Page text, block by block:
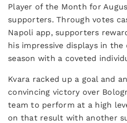
Player of the Month for
supporters. Through votes
Napoli app, supporters
his impressive displays in
season with a coveted
Kvara racked up a goal and
convincing victory over
team to perform at a high
on that result with another